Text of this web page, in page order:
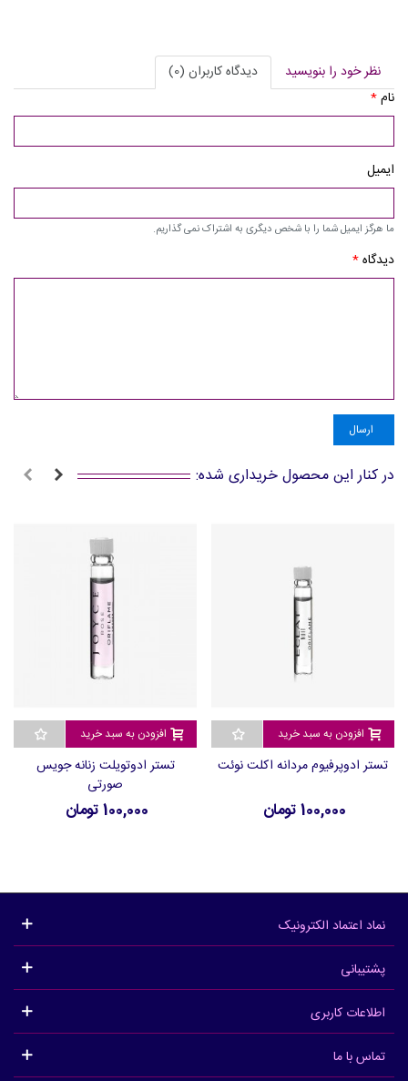
نظر خود را بنویسید
دیدگاه کاربران (0)
نام*
ایمیل
ما هرگز ایمیل شما را با شخص دیگری به اشتراک نمی گذاریم.
دیدگاه*
ارسال
در کنار این محصول خریداری شده:
افزودن به سبد خرید
تستر ادوپرفیوم مردانه اکلت نوئت
100,000 تومان
افزودن به سبد خرید
تستر ادوتویلت زنانه جویس
صورتی
100,000 تومان
نماد اعتماد الکترونیک
پشتیبانی
اطلاعات کاربری
تماس با ما